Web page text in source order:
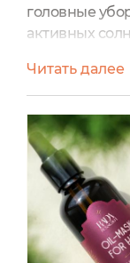
головные
активных
необходимо
банданой,
широкополой
жары
становятся
Читать далее